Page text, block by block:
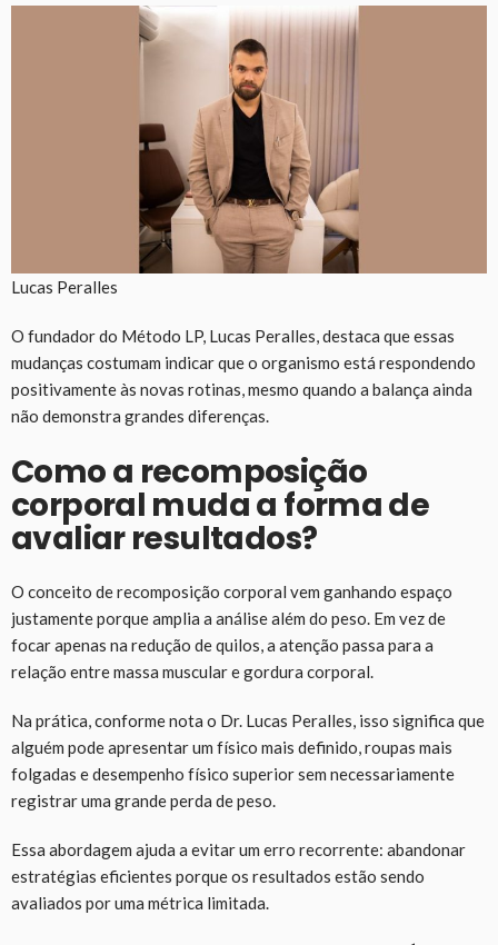
Lucas Peralles
O fundador do Método LP, Lucas Peralles, destaca que essas
mudanças costumam indicar que o organismo está respondendo
positivamente às novas rotinas, mesmo quando a balança ainda
não demonstra grandes diferenças.
Como a recomposição
corporal muda a forma de
avaliar resultados?
O conceito de recomposição corporal vem ganhando espaço
justamente porque amplia a análise além do peso. Em vez de
focar apenas na redução de quilos, a atenção passa para a
relação entre massa muscular e gordura corporal.
Na prática, conforme nota o Dr. Lucas Peralles, isso significa que
alguém pode apresentar um físico mais definido, roupas mais
folgadas e desempenho físico superior sem necessariamente
registrar uma grande perda de peso.
Essa abordagem ajuda a evitar um erro recorrente: abandonar
estratégias eficientes porque os resultados estão sendo
avaliados por uma métrica limitada.